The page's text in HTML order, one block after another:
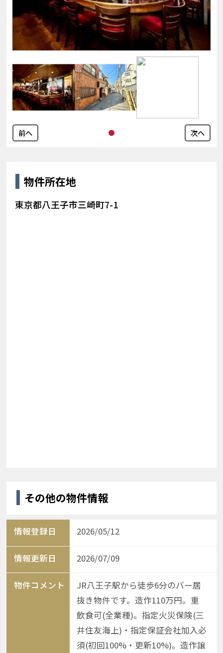
前へ 次へ
物件所在地
東京都八王子市三崎町7-1
その他の物件情報
情報登録日 2026/05/12
情報更新日 2026/07/09
物件コメント
JR八王子駅から徒歩6分のバー居
抜き物件です。造作110万円。重
飲食可(全業種)。指定火災保険(三
井住友海上)・指定保証会社加入必
須(初回100%・更新10%)。造作譲